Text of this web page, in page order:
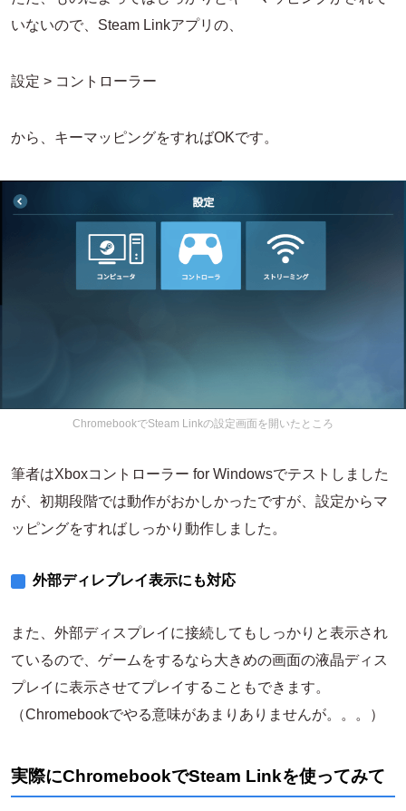
いないので、Steam Linkアプリの、
設定 > コントローラー
から、キーマッピングをすればOKです。
ChromebookでSteam Linkの設定画面を開いたところ
筆者はXboxコントローラー for Windowsでテストしました
が、初期段階では動作がおかしかったですが、設定からマ
ッピングをすればしっかり動作しました。
外部ディレプレイ表示にも対応
また、外部ディスプレイに接続してもしっかりと表示され
ているので、ゲームをするなら大きめの画面の液晶ディス
プレイに表示させてプレイすることもできます。
（Chromebookでやる意味があまりありませんが。。。）
実際にChromebookでSteam Linkを使ってみて